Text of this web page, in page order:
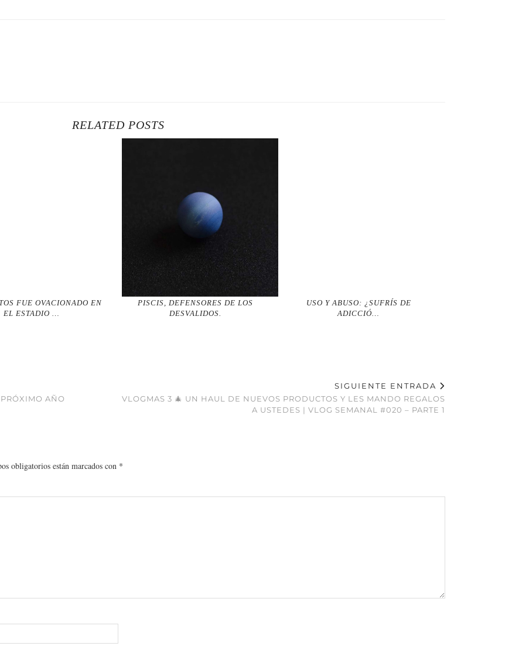
RELATED POSTS
FUE OVACIONADO EN
EL ESTADIO …
PISCIS, DEFENSORES DE LOS
DESVALIDOS.
USO Y ABUSO: ¿SUFRÍS DE
ADICCIÓ…
AÑO
SIGUIENTE ENTRADA
VLOGMAS 3 🎄 UN HAUL DE NUEVOS PRODUCTOS Y LES MANDO REGALOS
A USTEDES | VLOG SEMANAL #020 – PARTE 1
obligatorios están marcados con *